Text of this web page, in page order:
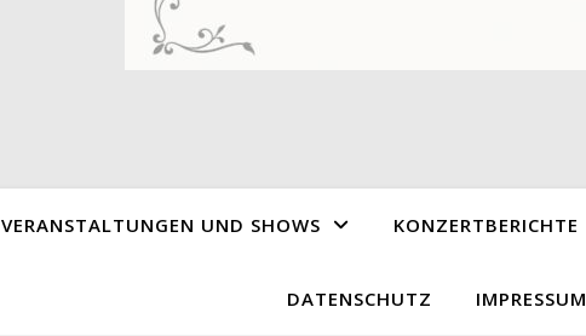
VERANSTALTUNGEN UND SHOWS KONZERTBERICHTE
DATENSCHUTZ IMPRESSUM